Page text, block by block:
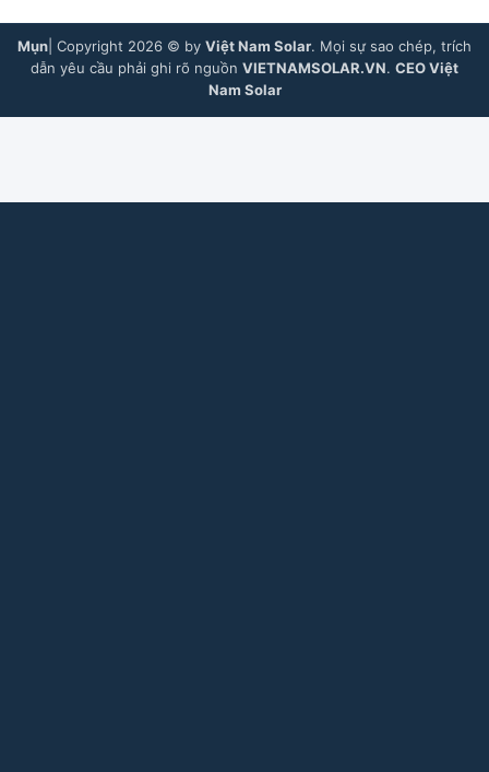
Mụn | Copyright 2026 © by Việt Nam Solar. Mọi sự sao chép, trích
dẫn yêu cầu phải ghi rõ nguồn VIETNAMSOLAR.VN. CEO Việt
Nam Solar